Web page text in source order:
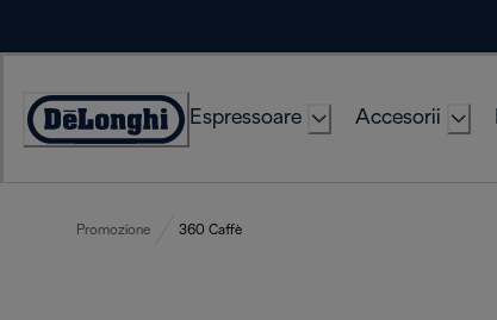
Accessibility
Espressoare Accesorii
Promozione 360 Caffè